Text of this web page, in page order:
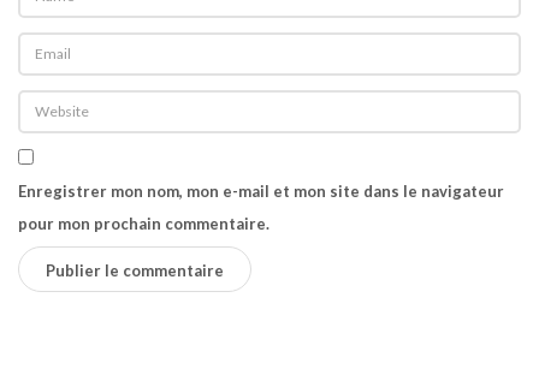
r
L
n
u
t
Enregistrer mon nom, mon e-mail et mon site dans le navigateur
pour mon prochain commentaire.